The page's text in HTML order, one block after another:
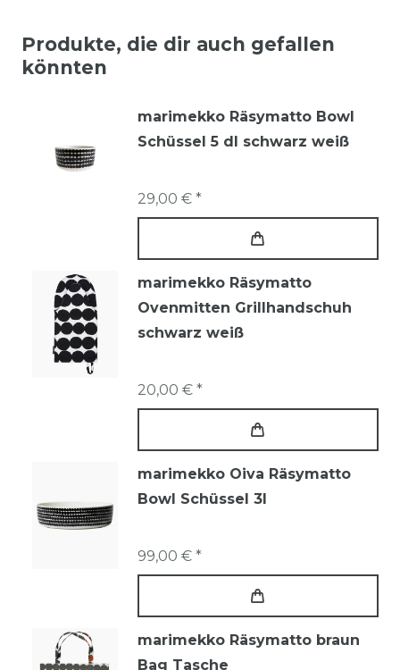
Produkte, die dir auch gefallen
könnten
marimekko Räsymatto Bowl
Schüssel 5 dl schwarz weiß
29,00 € *
marimekko Räsymatto
Ovenmitten Grillhandschuh
schwarz weiß
20,00 € *
marimekko Oiva Räsymatto
Bowl Schüssel 3l
99,00 € *
marimekko Räsymatto braun
Bag Tasche